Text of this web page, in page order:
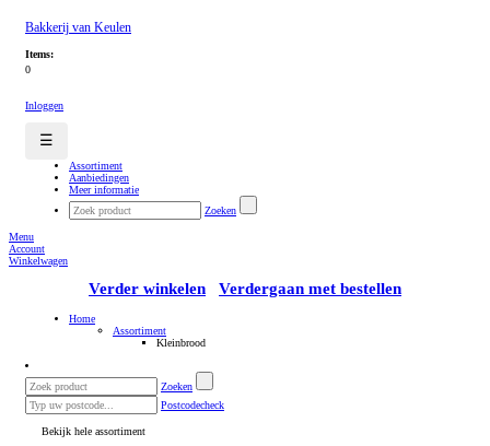
Bakkerij van Keulen
Items:
0
Inloggen
☰
Assortiment
Aanbiedingen
Meer informatie
Zoeken
Menu
Account
Winkelwagen
Verder winkelen Verdergaan met bestellen
Home
Assortiment
Kleinbrood
Zoeken
Postcodecheck
Bekijk hele assortiment